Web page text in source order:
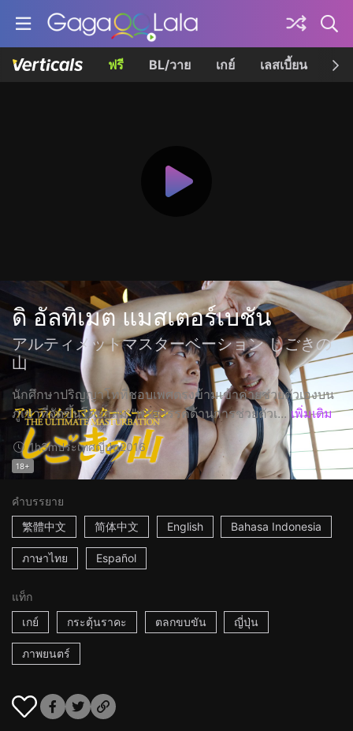
ฟรี BL/วาย เกย์ เลสเบี้ยน เค
ดิ อัลทิเมต แมสเตอร์เบชัน
アルティメットマスターベーション しごきの
山
นักศึกษาปริญญาโทที่ชอบเพศตรงข้ามเข้าค่ายช่วยตัวเองบน
ภูเขาที่จัดขึ้นโดยกลุ่ม "พรสวรรค์ด้านการช่วยตัวเ... เพิ่มเติม
1h3mประเทศญี่ปุ่น2016
18+
คำบรรยาย
繁體中文
简体中文 English Bahasa Indonesia
ภาษาไทย Español
แท็ก
เกย์
กระตุ้นราคะ ตลกขบขัน ญี่ปุ่น
ภาพยนตร์